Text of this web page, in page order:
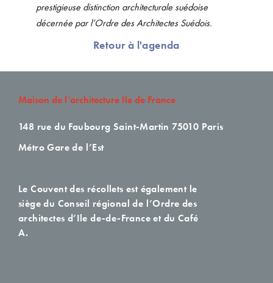
prestigieuse distinction architecturale suédoise
décernée par l’Ordre des Architectes Suédois.
Retour à l'agenda
Maison de l’architecture Ile de France
148 rue du Faubourg Saint-Martin 75010 Paris
Métro Gare de l’Est
Le Couvent des récollets est également le
siège du Conseil régional de l’Ordre des
architectes d’Ile de-de-France et du Café
A.